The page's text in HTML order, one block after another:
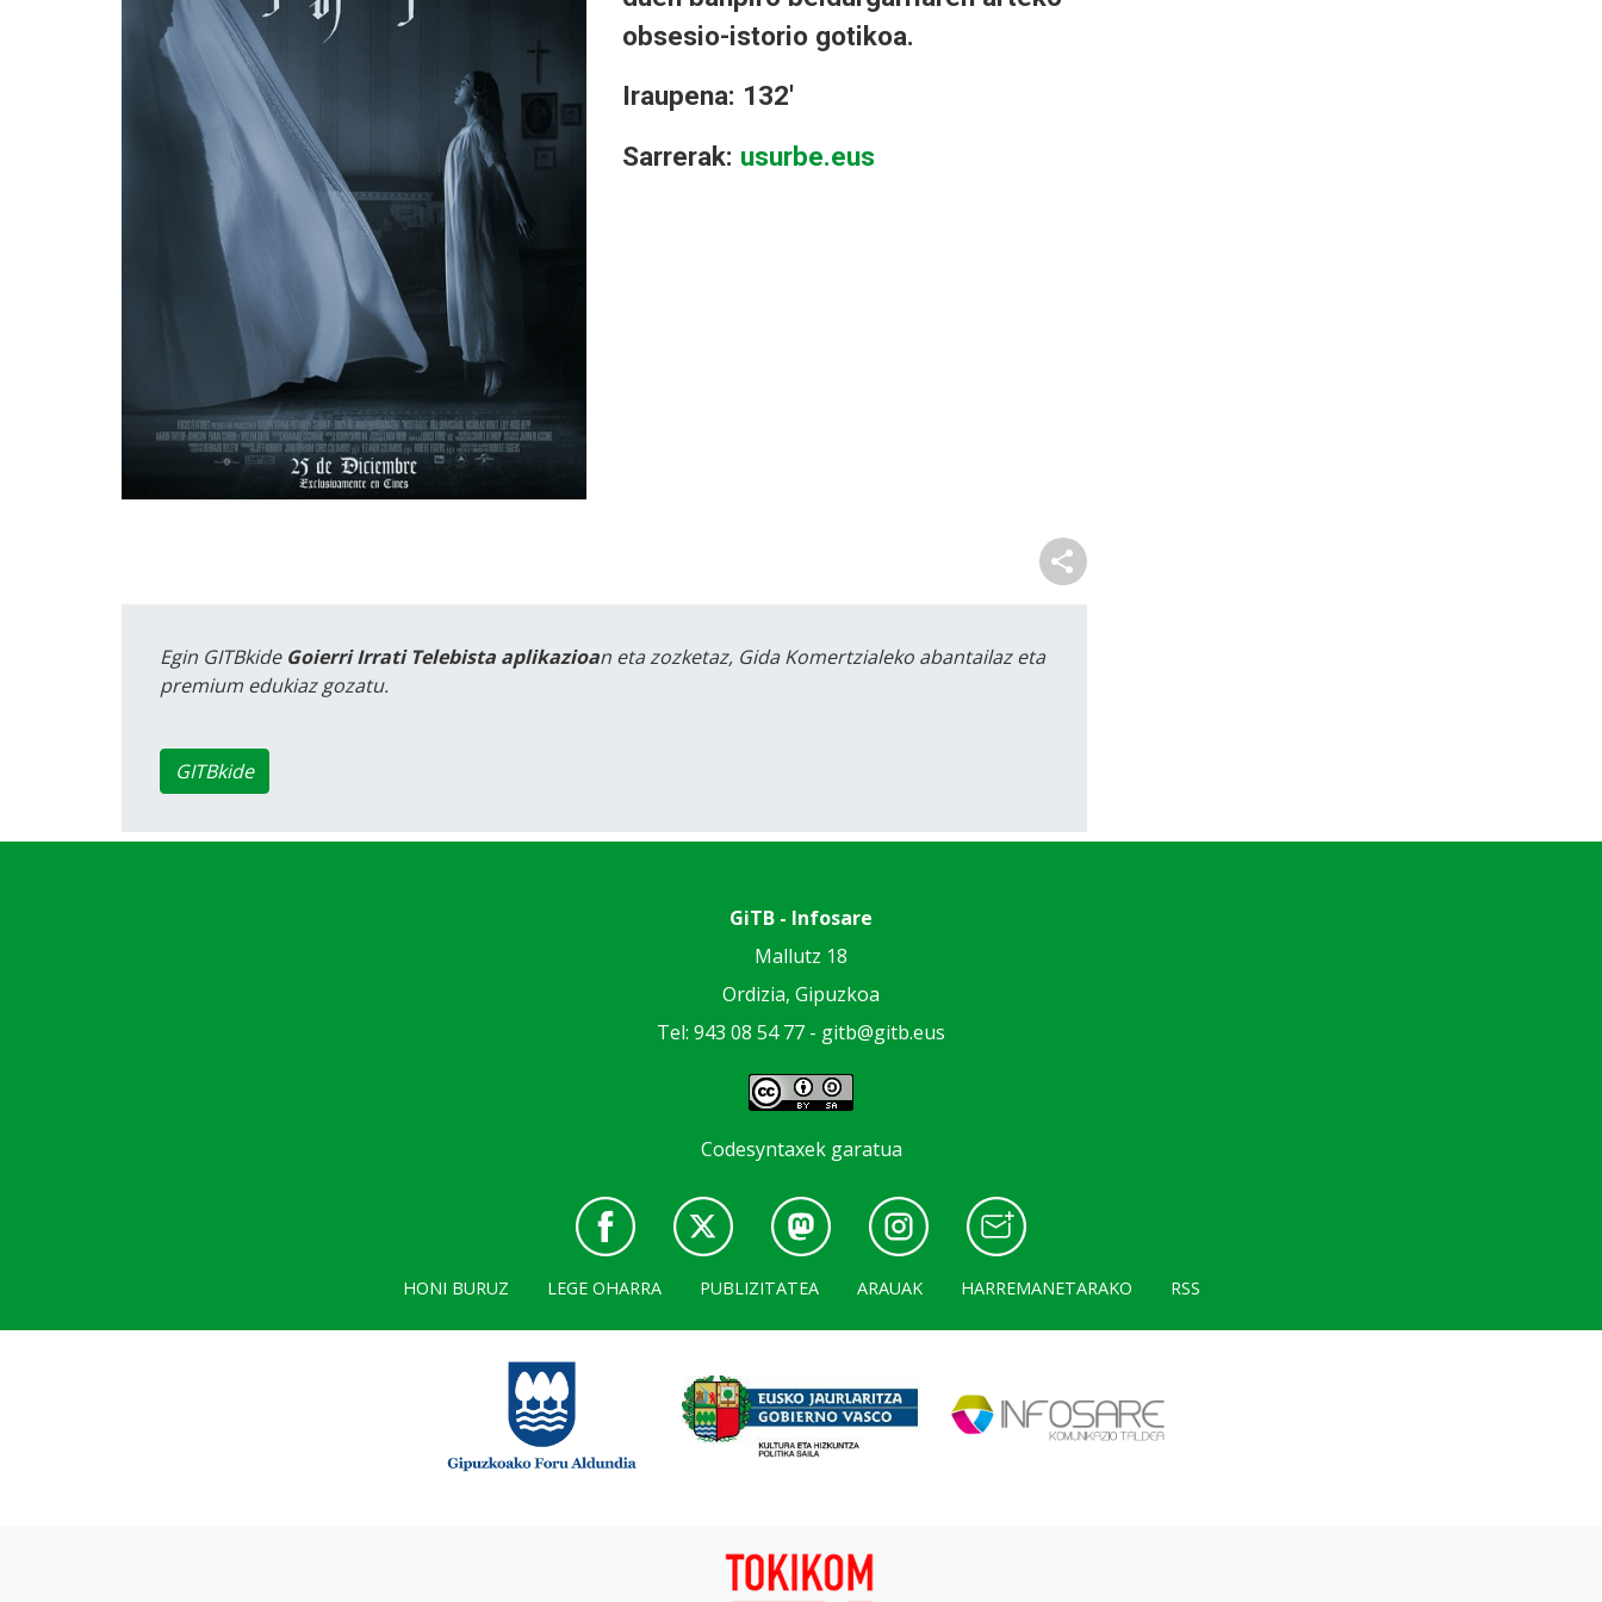
obsesio-istorio gotikoa.
Iraupena: 132'
Sarrerak: usurbe.eus
Egin GITBkide Goierri Irrati Telebista aplikazioan eta zozketaz, Gida Komertzialeko abantailaz eta
premium edukiaz gozatu.
GITBkide
GiTB - Infosare
Mallutz 18
Ordizia, Gipuzkoa
Tel: 943 08 54 77 - gitb@gitb.eus
Codesyntaxek garatua
HONI BURUZ LEGE OHARRA PUBLIZITATEA ARAUAK HARREMANETARAKO RSS